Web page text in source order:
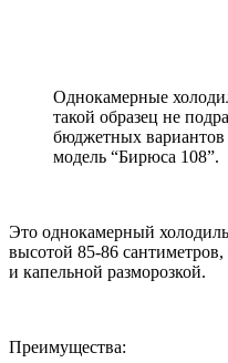
Однокамерные
такой образец не
бюджетных
модель “Бирюса 108”.
Это однокамерный
высотой 85-86
и капельной разморозкой.
Преимущества: